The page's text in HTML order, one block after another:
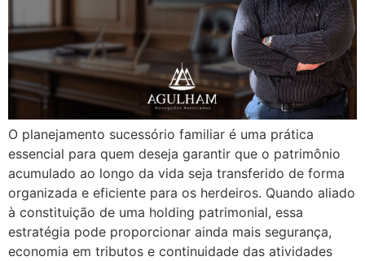
O planejamento sucessório familiar é uma prática
essencial para quem deseja garantir que o patrimônio
acumulado ao longo da vida seja transferido de forma
organizada e eficiente para os herdeiros. Quando aliado
à constituição de uma holding patrimonial, essa
estratégia pode proporcionar ainda mais segurança,
economia em tributos e continuidade das atividades